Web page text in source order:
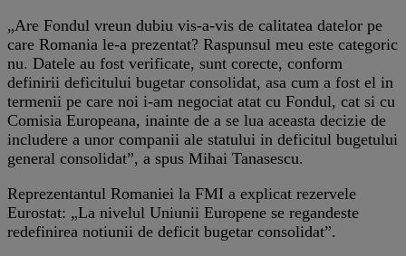
„Are Fondul vreun dubiu vis-a-vis de calitatea datelor pe
care Romania le-a prezentat? Raspunsul meu este categoric
nu. Datele au fost verificate, sunt corecte, conform
definirii deficitului bugetar consolidat, asa cum a fost el in
termenii pe care noi i-am negociat atat cu Fondul, cat si cu
Comisia Europeana, inainte de a se lua aceasta decizie de
includere a unor companii ale statului in deficitul bugetului
general consolidat”, a spus Mihai Tanasescu.
Reprezentantul Romaniei la FMI a explicat rezervele
Eurostat: „La nivelul Uniunii Europene se regandeste
redefinirea notiunii de deficit bugetar consolidat”.